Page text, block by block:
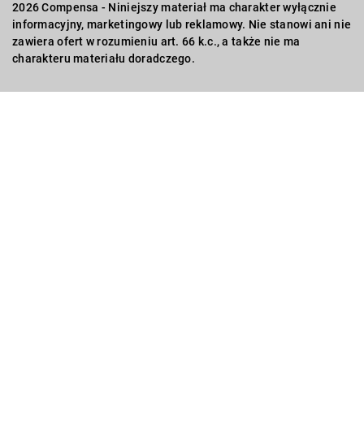
2026 Compensa - Niniejszy materiał ma charakter wyłącznie
informacyjny, marketingowy lub reklamowy. Nie stanowi ani nie
zawiera ofert w rozumieniu art. 66 k.c., a także nie ma
charakteru materiału doradczego.